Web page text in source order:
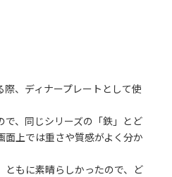
、ディナープレートとして使
で、同じシリーズの「鉄」とど
面上では重さや質感がよく分か
もに素晴らしかったので、ど